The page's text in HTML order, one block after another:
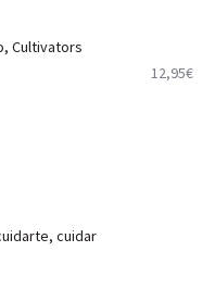
Cultivators
12,95€
cuidar